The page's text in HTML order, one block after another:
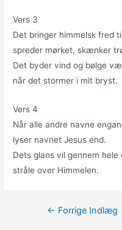
Vers 3
Det bringer himmelsk fred
spreder mørket, skænker
Det byder vind og bølge
når det stormer i mit bryst.
Vers 4
Når alle andre navne
lyser navnet Jesus end.
Dets glans vil gennem hele
stråle over Himmelen.
Indlægsnavigation
← Forrige Indlæg